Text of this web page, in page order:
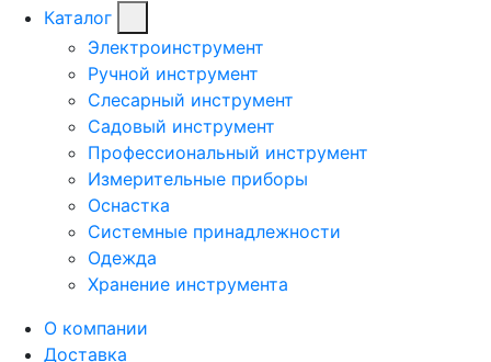
Каталог
Электроинструмент
Ручной инструмент
Слесарный инструмент
Садовый инструмент
Профессиональный инструмент
Измерительные приборы
Оснастка
Системные принадлежности
Одежда
Хранение инструмента
О компании
Доставка